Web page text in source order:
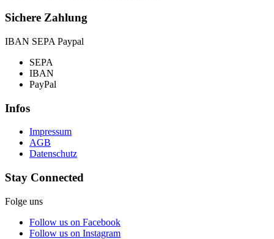
Sichere Zahlung
IBAN SEPA Paypal
SEPA
IBAN
PayPal
Infos
Impressum
AGB
Datenschutz
Stay Connected
Folge uns
Follow us on Facebook
Follow us on Instagram